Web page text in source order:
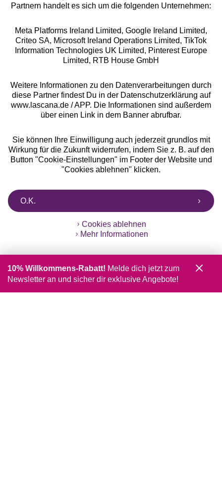
Alle Preise inkl. MwSt., zzgl.
Versandkosten
** Bonität vorausgesetzt, berechtigt zur Bonitätsprüfung
Partnern handelt es sich um die folgenden Unternehmen:
Meta Platforms Ireland Limited, Google Ireland Limited,
Criteo SA, Microsoft Ireland Operations Limited, TikTok
Information Technologies UK Limited, Pinterest Europe
Limited, RTB House GmbH
Weitere Informationen zu den Datenverarbeitungen durch
diese Partner findest Du in der Datenschutzerklärung auf
www.lascana.de / APP. Die Informationen sind außerdem
über einen Link in dem Banner abrufbar.
Sie können Ihre Einwilligung auch jederzeit grundlos mit
Wirkung für die Zukunft widerrufen, indem Sie z. B. auf den
Button "Cookie-Einstellungen" im Footer der Website und
"Cookies ablehnen" klicken.
O.K.
Cookies ablehnen
Mehr Informationen
10% Willkommens-Rabatt! Melde dich jetzt zum
Newsletter an und sicher dir exklusive Angebote!